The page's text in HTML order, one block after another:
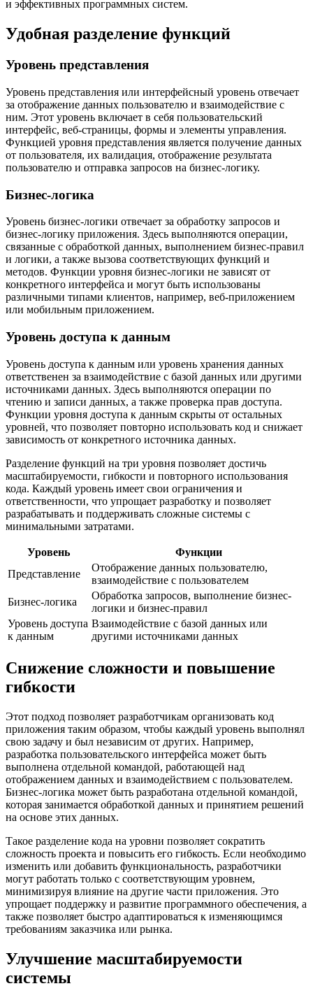
и эффективных программных систем.
Удобная разделение функций
Уровень представления
Уровень представления или интерфейсный уровень отвечает
за отображение данных пользователю и взаимодействие с
ним. Этот уровень включает в себя пользовательский
интерфейс, веб-страницы, формы и элементы управления.
Функцией уровня представления является получение данных
от пользователя, их валидация, отображение результата
пользователю и отправка запросов на бизнес-логику.
Бизнес-логика
Уровень бизнес-логики отвечает за обработку запросов и
бизнес-логику приложения. Здесь выполняются операции,
связанные с обработкой данных, выполнением бизнес-правил
и логики, а также вызова соответствующих функций и
методов. Функции уровня бизнес-логики не зависят от
конкретного интерфейса и могут быть использованы
различными типами клиентов, например, веб-приложением
или мобильным приложением.
Уровень доступа к данным
Уровень доступа к данным или уровень хранения данных
ответственен за взаимодействие с базой данных или другими
источниками данных. Здесь выполняются операции по
чтению и записи данных, а также проверка прав доступа.
Функции уровня доступа к данным скрыты от остальных
уровней, что позволяет повторно использовать код и снижает
зависимость от конкретного источника данных.
Разделение функций на три уровня позволяет достичь
масштабируемости, гибкости и повторного использования
кода. Каждый уровень имеет свои ограничения и
ответственности, что упрощает разработку и позволяет
разрабатывать и поддерживать сложные системы с
минимальными затратами.
Уровень
Функции
Представление
Отображение данных пользователю,
взаимодействие с пользователем
Бизнес-логика
Обработка запросов, выполнение бизнес-
логики и бизнес-правил
Уровень доступа
к данным
Взаимодействие с базой данных или
другими источниками данных
Снижение сложности и повышение
гибкости
Этот подход позволяет разработчикам организовать код
приложения таким образом, чтобы каждый уровень выполнял
свою задачу и был независим от других. Например,
разработка пользовательского интерфейса может быть
выполнена отдельной командой, работающей над
отображением данных и взаимодействием с пользователем.
Бизнес-логика может быть разработана отдельной командой,
которая занимается обработкой данных и принятием решений
на основе этих данных.
Такое разделение кода на уровни позволяет сократить
сложность проекта и повысить его гибкость. Если необходимо
изменить или добавить функциональность, разработчики
могут работать только с соответствующим уровнем,
минимизируя влияние на другие части приложения. Это
упрощает поддержку и развитие программного обеспечения, а
также позволяет быстро адаптироваться к изменяющимся
требованиям заказчика или рынка.
Улучшение масштабируемости
системы